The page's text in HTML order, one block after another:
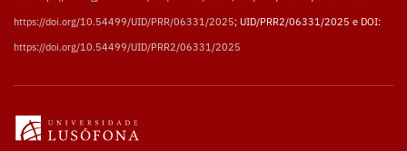
https://doi.org/10.54499/UID/PRR/06331/2025; UID/PRR2/06331/2025 e DOI:
https://doi.org/10.54499/UID/PRR2/06331/2025